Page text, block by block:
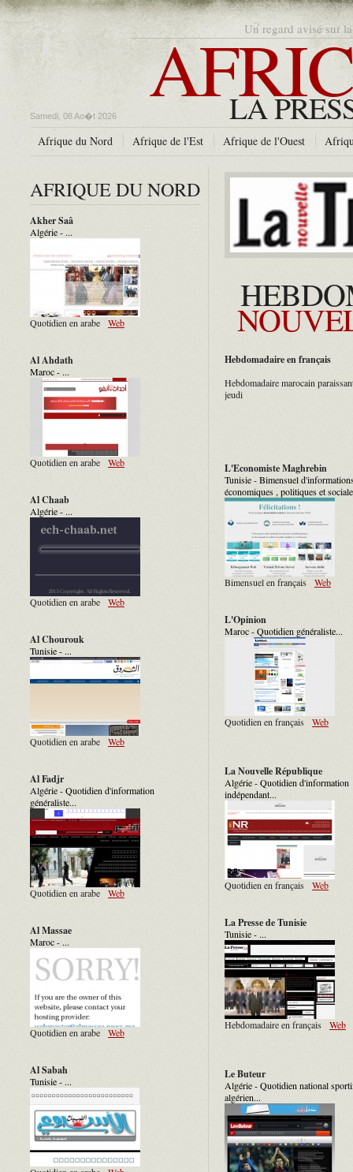
Un regard avisé sur
LA
Samedi, 08 Ao�t 2026
Afrique du Nord Afrique de l'Est Afrique de l'Ouest
AFRIQUE DU NORD
Akher Saâ
Algérie - ...
Quotidien en arabe Web
Al Ahdath
Maroc - ...
Quotidien en arabe Web
Al Chaab
Algérie - ...
Quotidien en arabe Web
Al Chourouk
Tunisie - ...
Quotidien en arabe Web
Al Fadjr
Algérie - Quotidien d'information
généraliste...
Quotidien en arabe Web
Al Massae
Maroc - ...
Quotidien en arabe Web
Al Sabah
Tunisie - ...
Hebdomadaire en français
Hebdomadaire marocain
jeudi
L'Economiste Maghrebin
Tunisie - Bimensuel
économiques , politiques et
Bimensuel en français Web
L'Opinion
Maroc - Quotidien généraliste...
Quotidien en français Web
La Nouvelle République
Algérie - Quotidien d'information
indépendant...
Quotidien en français Web
La Presse de Tunisie
Tunisie - ...
Hebdomadaire en français Web
Le Buteur
Algérie - Quotidien national
algérien...